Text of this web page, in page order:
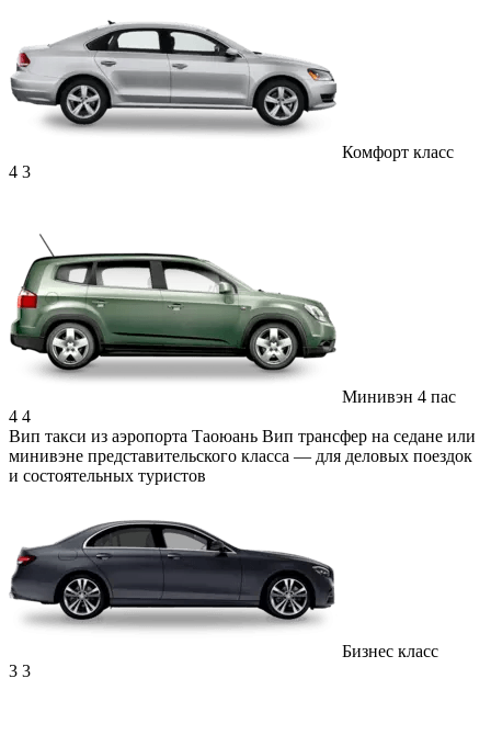
Комфорт класс
4 3
Минивэн 4 пас
4 4
Вип такси из аэропорта Таоюань Вип трансфер на седане или
минивэне представительского класса — для деловых поездок
и состоятельных туристов
Бизнес класс
3 3